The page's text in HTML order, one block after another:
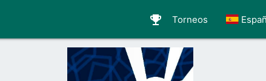
emoji_events Torneos